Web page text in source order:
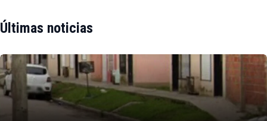
Últimas noticias